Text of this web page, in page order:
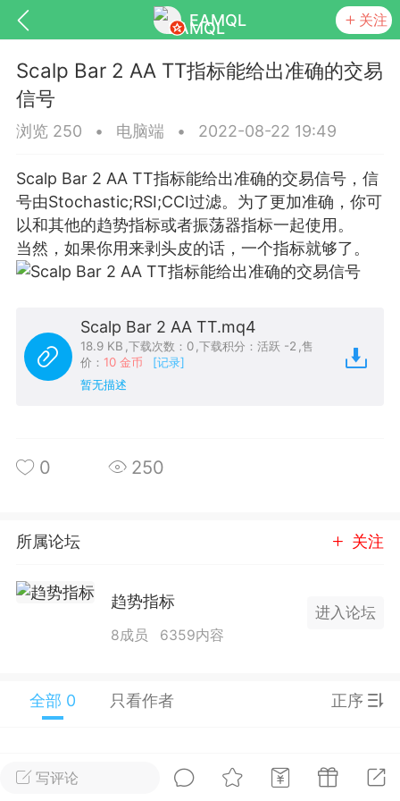
EAMQL 关注
发起挑战 幸运转盘
Lv.9 神隐会员 靓号
EA+
狼行黄金一次一单1.1你们期待的一
EA它来了，主打高胜率没浮亏！
黄金一次一单1.0你们期待的一次一单
59 3.4k
Lv.9 神隐会员 靓号
EA 增加货币版EA
写评论
Scalp Bar 2 AA TT指标能给出准确的交易
信号
浏览 250 • 电脑端 • 2022-08-22 19:49
Scalp Bar 2 AA TT指标能给出准确的交易信号，信
号由Stochastic;RSI;CCI过滤。为了更加准确，你可
以和其他的趋势指标或者振荡器指标一起使用。
当然，如果你用来剥头皮的话，一个指标就够了。
Scalp Bar 2 AA TT.mq4
18.9 KB ,下载次数：0 ,下载积分：活跃 -2 ,售
价： 10 金币
[记录]
暂无描述
0 250
所属论坛 关注
趋势指标
8成员 6359内容
进入论坛
全部 0 只看作者 正序